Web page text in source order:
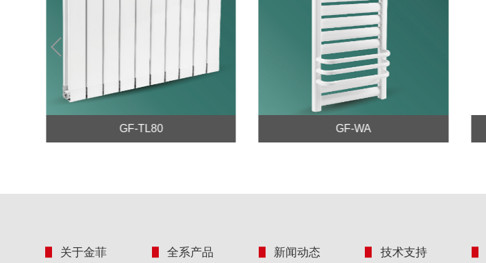
GF-TL80 GF-WA
Prev
关于金菲 全系产品 新闻动态 技术支持